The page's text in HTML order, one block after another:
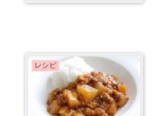
レシピ